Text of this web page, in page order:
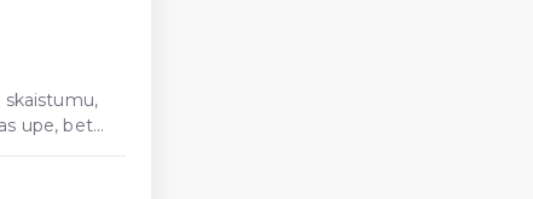
skaistumu,
upe, bet...